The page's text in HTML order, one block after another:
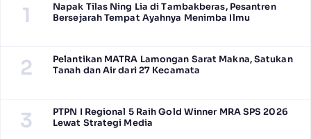
1
Napak Tilas Ning Lia di Tambakberas, Pesantren
Bersejarah Tempat Ayahnya Menimba Ilmu
2
Pelantikan MATRA Lamongan Sarat Makna, Satukan
Tanah dan Air dari 27 Kecamata
3
PTPN I Regional 5 Raih Gold Winner MRA SPS 2026
Lewat Strategi Media